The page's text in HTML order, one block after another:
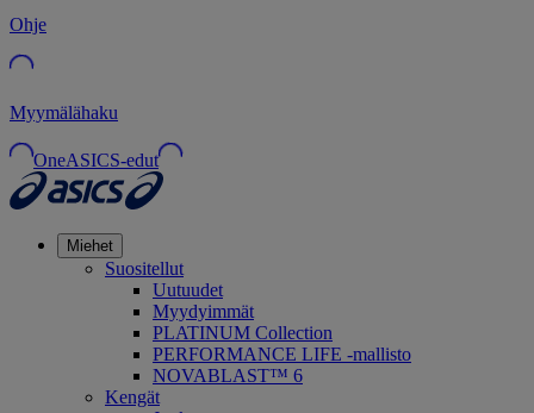
Ohje
Myymälähaku
OneASICS-edut
Miehet
Suositellut
Uutuudet
Myydyimmät
PLATINUM Collection
PERFORMANCE LIFE -mallisto
NOVABLAST™ 6
Kengät